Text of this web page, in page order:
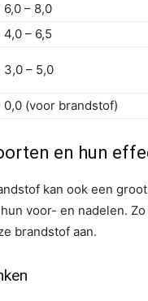
6,0 – 8,0
4,0 – 6,5
3,0 – 5,0
0,0 (voor brandstof)
en hun
kan ook een
voor- en nadelen.
brandstof aan.